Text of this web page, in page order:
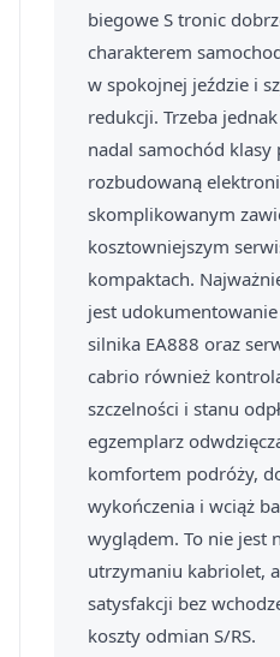
biegowe S tronic
charakterem
w spokojnej jeździe i
redukcji. Trzeba
nadal samochód klasy
rozbudowaną
skomplikowanym
kosztowniejszym
kompaktach.
jest
silnika EA888 oraz
cabrio również
szczelności i stanu
egzemplarz
komfortem podróży,
wykończenia i wciąż
wyglądem. To nie jest
utrzymaniu kabriolet,
satysfakcji bez
koszty odmian S/RS.